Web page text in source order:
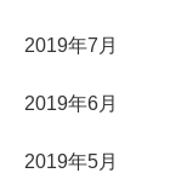
2019年7月
2019年6月
2019年5月